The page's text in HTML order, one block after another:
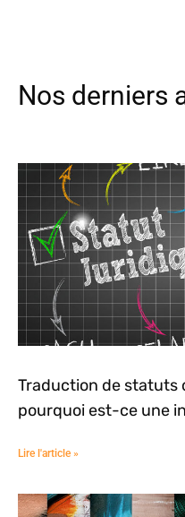
Nos derniers
Traduction de statuts
pourquoi est-ce une
Lire l'article »